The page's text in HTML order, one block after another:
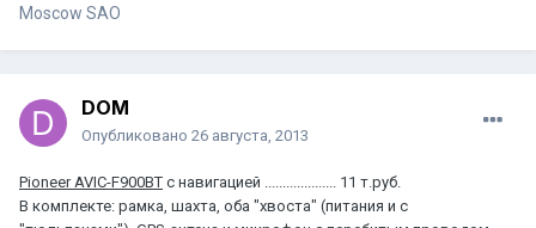
Moscow SAO
DOM
Опубликовано 26 августа, 2013
Pioneer AVIC-F900BT с навигацией .................... 11 т.руб.
В комплекте: рамка, шахта, оба "хвоста" (питания и с